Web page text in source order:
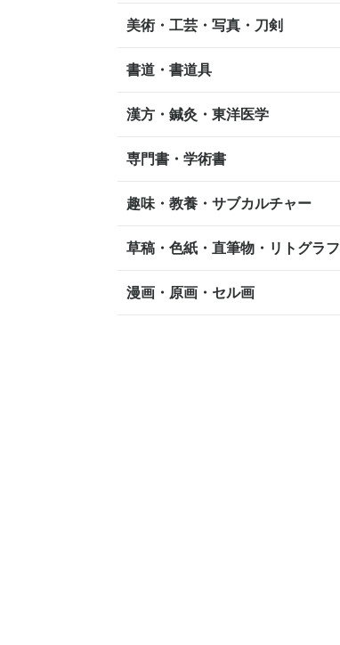
美術・工芸・写真・刀剣
書道・書道具
漢方・鍼灸・東洋医学
専門書・学術書
趣味・教養・サブカルチャー
草稿・色紙・直筆物・リトグラフ
漫画・原画・セル画